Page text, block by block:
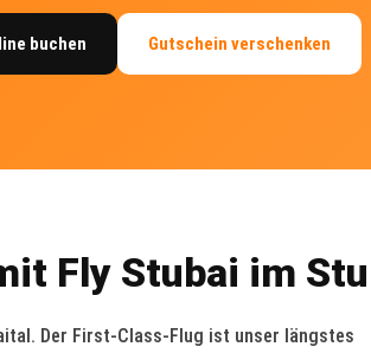
buchen Gutschein verschenken
Fly Stubai im
Der First-Class-Flug ist unser längstes